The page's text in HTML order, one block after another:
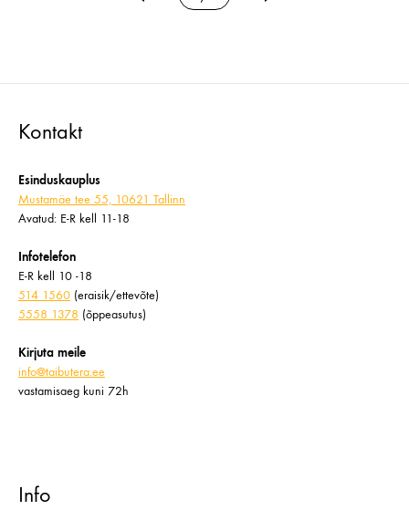
Kontakt
Esinduskauplus
Mustamäe tee 55, 10621 Tallinn
Avatud: E-R kell 11-18
Infotelefon
E-R kell 10 -18
514 1560 (eraisik/ettevõte)
5558 1378 (õppeasutus)
Kirjuta meile
info@taibutera.ee
vastamisaeg kuni 72h
Info